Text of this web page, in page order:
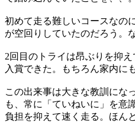
初めて走る難しいコースなの
が空回りしていたのだろう。
2回目のトライは昂ぶりを抑
入賞できた。もちろん家内に
この出来事は大きな教訓にな
も、常に「ていねいに」を意
負担を抑えて速く走る。ほん